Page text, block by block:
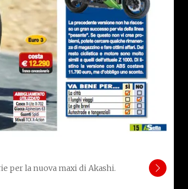
per la nuova maxi di Akashi.